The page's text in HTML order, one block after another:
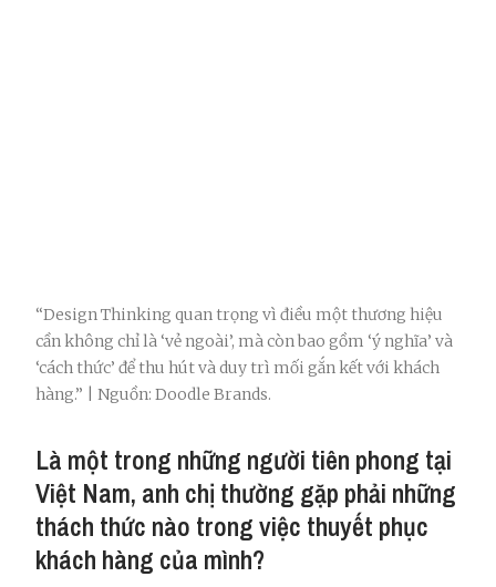
“Design Thinking quan trọng vì điều một thương hiệu
cần không chỉ là ‘vẻ ngoài’, mà còn bao gồm ‘ý nghĩa’ và
‘cách thức’ để thu hút và duy trì mối gắn kết với khách
hàng.” | Nguồn: Doodle Brands.
Là một trong những người tiên phong tại
Việt Nam, anh chị thường gặp phải những
thách thức nào trong việc thuyết phục
khách hàng của mình?